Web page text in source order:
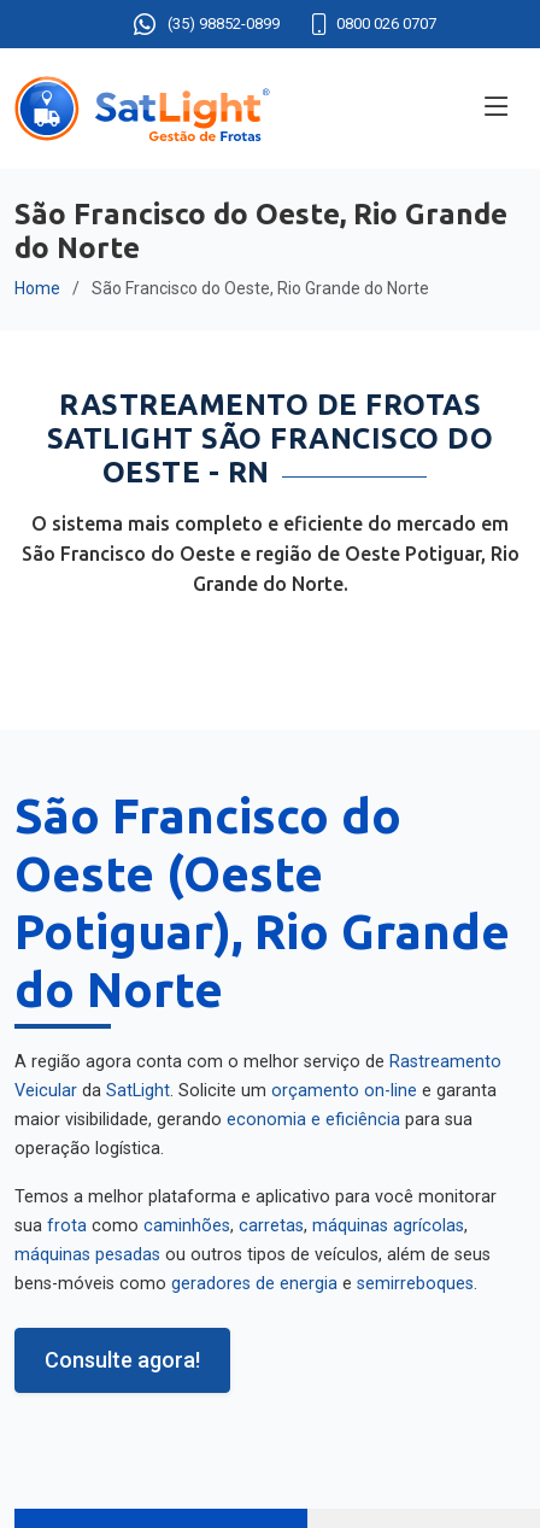
(35) 98852-0899 0800 026 0707
São Francisco do Oeste, Rio Grande
do Norte
Home São Francisco do Oeste, Rio Grande do Norte
RASTREAMENTO DE FROTAS
SATLIGHT SÃO FRANCISCO DO
OESTE - RN
O sistema mais completo e eficiente do mercado em
São Francisco do Oeste e região de Oeste Potiguar, Rio
Grande do Norte.
São Francisco do
Oeste (Oeste
Potiguar), Rio Grande
do Norte
A região agora conta com o melhor serviço de Rastreamento
Veicular da SatLight. Solicite um orçamento on-line e garanta
maior visibilidade, gerando economia e eficiência para sua
operação logística.
Temos a melhor plataforma e aplicativo para você monitorar
sua frota como caminhões, carretas, máquinas agrícolas,
máquinas pesadas ou outros tipos de veículos, além de seus
bens-móveis como geradores de energia e semirreboques.
Consulte agora!